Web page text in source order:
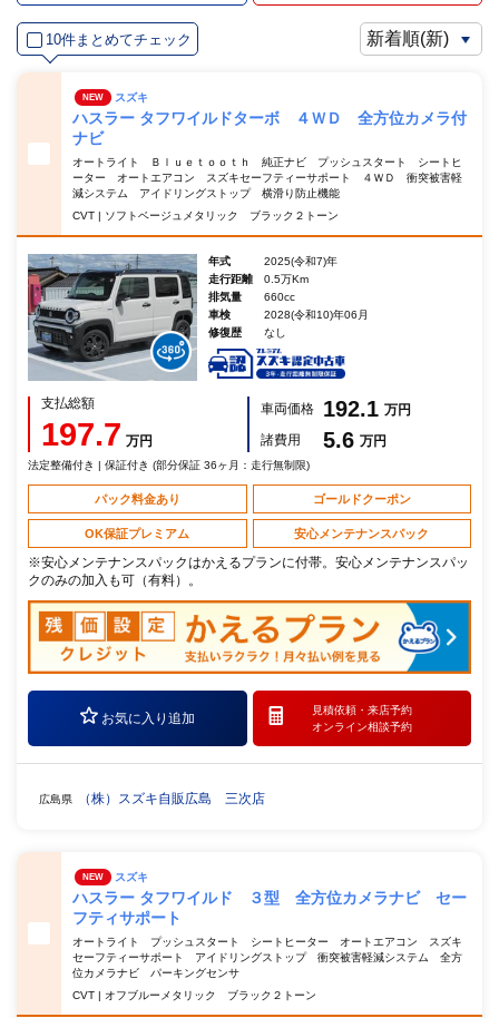
10件まとめてチェック
NEW スズキ
ハスラー タフワイルドターボ ４ＷＤ 全方位カメラ付
ナビ
オートライト Ｂｌｕｅｔｏｏｔｈ 純正ナビ プッシュスタート シートヒ
ーター オートエアコン スズキセーフティーサポート ４ＷＤ 衝突被害軽
減システム アイドリングストップ 横滑り防止機能
CVT | ソフトベージュメタリック ブラック２トーン
年式
2025(令和7)年
走行距離
0.5万Km
排気量
660cc
車検
2028(令和10)年06月
修復歴
なし
支払総額
197.7 万円
車両価格 192.1 万円
諸費用
5.6 万円
法定整備付き | 保証付き (部分保証 36ヶ月：走行無制限)
パック料金あり ゴールドクーポン
OK保証プレミアム 安心メンテナンスパック
※安心メンテナンスパックはかえるプランに付帯。安心メンテナンスパッ
クのみの加入も可（有料）。
お気に入り追加
見積依頼・ 来店予約
オンライン相談予約
広島県 （株）スズキ自販広島 三次店
NEW スズキ
ハスラー タフワイルド ３型 全方位カメラナビ セー
フティサポート
オートライト プッシュスタート シートヒーター オートエアコン スズキ
セーフティーサポート アイドリングストップ 衝突被害軽減システム 全方
位カメラナビ パーキングセンサ
CVT | オフブルーメタリック ブラック２トーン